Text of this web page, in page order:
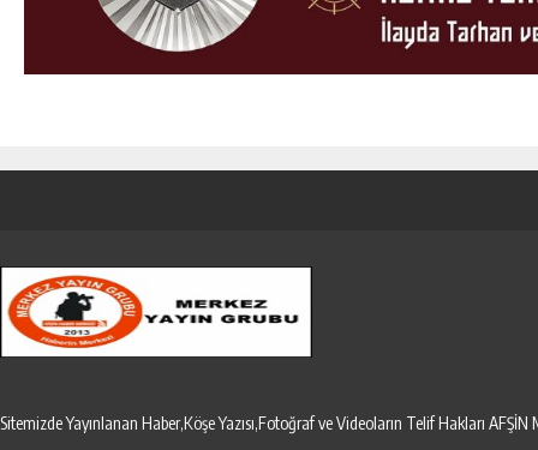
Sitemizde Yayınlanan Haber,Köşe Yazısı,Fotoğraf ve Videoların Telif Hakları